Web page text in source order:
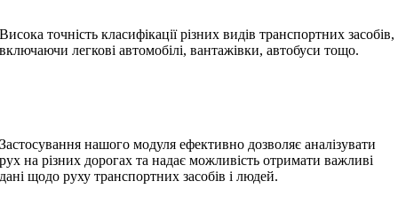
Висока точність класифікації різних видів транспортних засобів,
включаючи легкові автомобілі, вантажівки, автобуси тощо.
Застосування нашого модуля ефективно дозволяє аналізувати
рух на різних дорогах та надає можливість отримати важливі
дані щодо руху транспортних засобів і людей.